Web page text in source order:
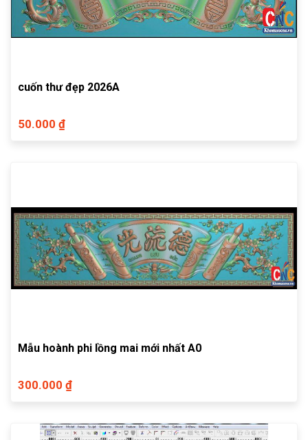
cuốn thư đẹp 2026A
50.000 ₫
Mẫu hoành phi lồng mai mới nhất A0
300.000 ₫